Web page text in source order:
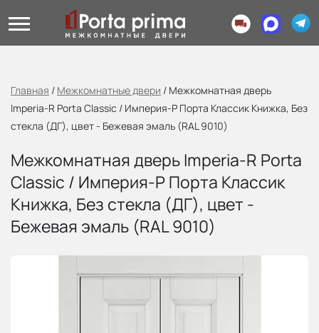
Главная / Межкомнатные двери / Межкомнатная дверь
Imperia-R Porta Classic / Империя-Р Порта Классик Книжка, Без
стекла (ДГ), цвет - Бежевая эмаль (RAL 9010)
Межкомнатная дверь Imperia-R Porta
Classic / Империя-Р Порта Классик
Книжка, Без стекла (ДГ), цвет -
Бежевая эмаль (RAL 9010)